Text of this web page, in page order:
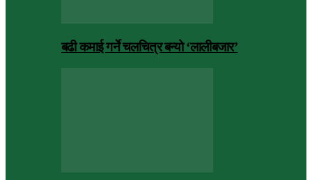
बढी कमाई गर्ने चलचित्र बन्यो ‘लालीबजार’